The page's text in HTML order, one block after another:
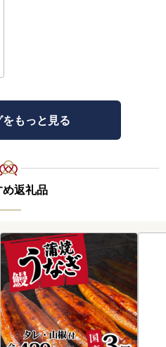
もっと見る
め返礼品